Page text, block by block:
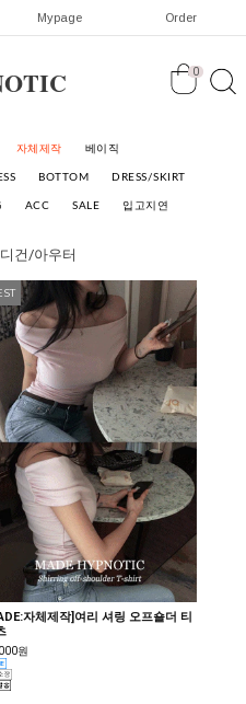
Mypage Order
0
자체제작 베이직
BOTTOM DRESS/SKIRT
ACC SALE 입고지연
건/아우터
자체제작]여리 셔링 오프숄더 티
원